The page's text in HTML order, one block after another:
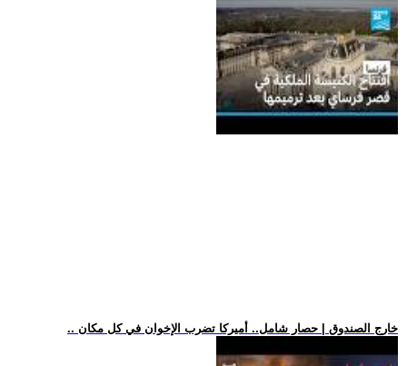
.. خارج الصندوق | حصار شامل.. أميركا تضرب الإخوان في كل مكان